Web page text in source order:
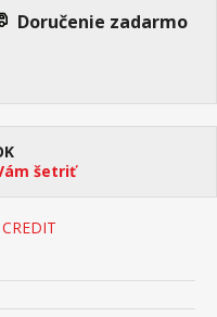
Doručenie zadarmo
šetriť